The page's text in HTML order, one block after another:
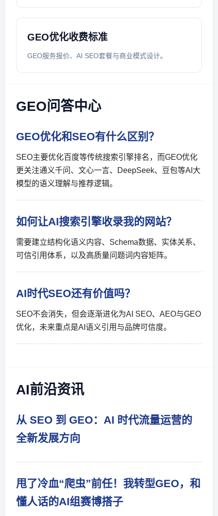
GEO优化收费标准
GEO服务报价、AI SEO套餐与商业模式设计。
GEO问答中心
GEO优化和SEO有什么区别？
SEO主要优化百度等传统搜索引擎排名，而GEO优化
更关注通义千问、文心一言、DeepSeek、豆包等AI大
模型的语义理解与推荐逻辑。
如何让AI搜索引擎收录我的网站？
需要建立结构化语义内容、Schema数据、实体关系、
可信引用体系，以及高质量问题词内容矩阵。
AI时代SEO还有价值吗？
SEO不会消失，但会逐渐进化为AI SEO、AEO与GEO
优化，未来重点是AI语义引用与品牌可信度。
AI前沿资讯
从 SEO 到 GEO：AI 时代流量运营的
全新发展方向
甩了冷血“爬虫”前任！我转型GEO，和
懂人话的AI组赛博搭子